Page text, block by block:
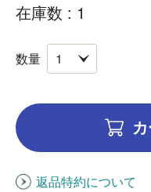
在庫数 1
返品特約について